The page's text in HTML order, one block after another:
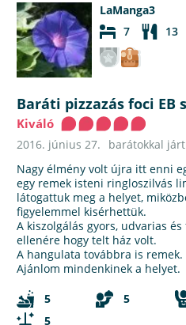
LaManga3
7
13
Baráti pizzazás foci EB
Kiváló
2016. június 27.
barátokkal
Nagy élmény volt újra itt enni
egy remek isteni ringloszilvás
látogattuk meg a helyet,
figyelemmel kisérhettük.
A kiszolgálás gyors, udvarias
ellenére hogy telt ház volt.
A hangulata továbbra is remek.
Ajánlom mindenkinek a helyet.
5
5
5